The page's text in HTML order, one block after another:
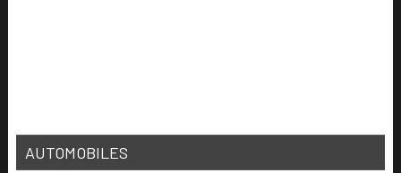
AUTOMOBILES